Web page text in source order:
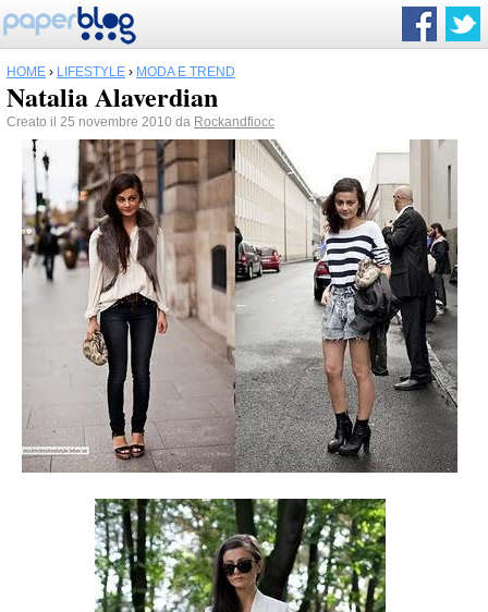
HOME › LIFESTYLE › MODA E TREND
Natalia Alaverdian
Creato il 25 novembre 2010 da Rockandfiocc